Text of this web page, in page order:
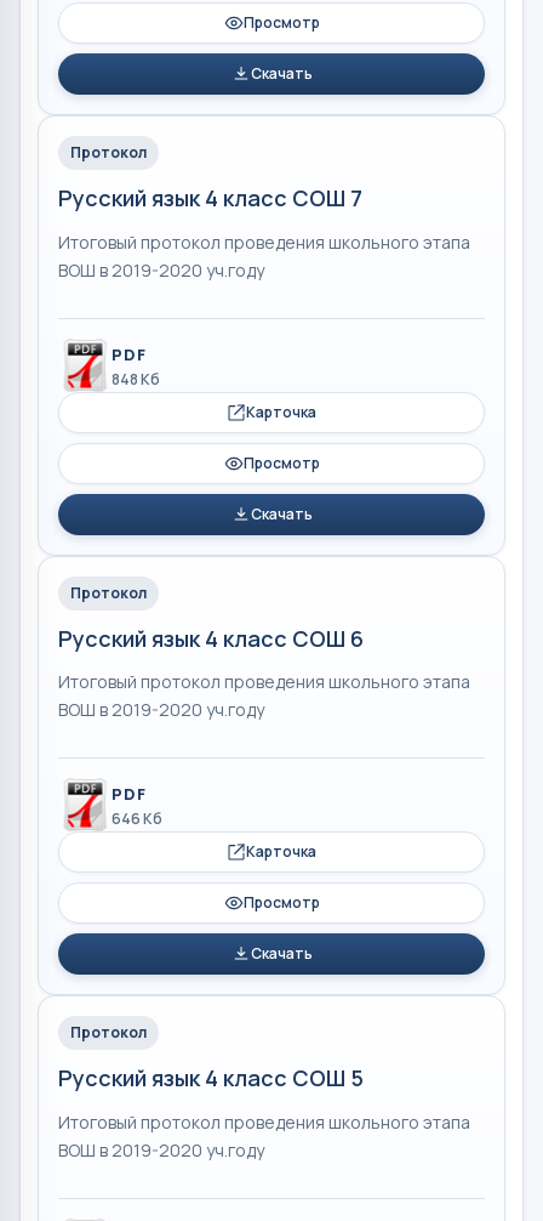
Просмотр
Скачать
Протокол
Русский язык 4 класс СОШ 7
Итоговый протокол проведения школьного этапа
ВОШ в 2019-2020 уч.году
PDF
848 Кб
Карточка
Просмотр
Скачать
Протокол
Русский язык 4 класс СОШ 6
Итоговый протокол проведения школьного этапа
ВОШ в 2019-2020 уч.году
PDF
646 Кб
Карточка
Просмотр
Скачать
Протокол
Русский язык 4 класс СОШ 5
Итоговый протокол проведения школьного этапа
ВОШ в 2019-2020 уч.году